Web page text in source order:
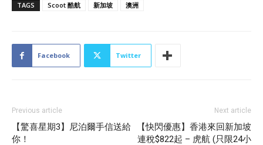
TAGS Scoot 酷航 新加坡 澳洲
Facebook Twitter
Previous article
【驚喜星期3】尼泊爾手信送給
你！
Next article
【快閃優惠】香港來回新加坡
連稅$822起 – 虎航 (只限24小